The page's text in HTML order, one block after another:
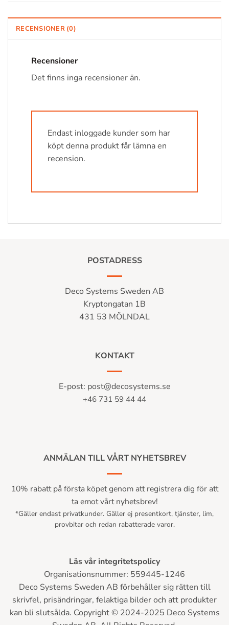
RECENSIONER (0)
Recensioner
Det finns inga recensioner än.
Endast inloggade kunder som har
köpt denna produkt får lämna en
recension.
POSTADRESS
Deco Systems Sweden AB
Kryptongatan 1B
431 53 MÖLNDAL
KONTAKT
E-post: post@decosystems.se
+46 731 59 44 44
ANMÄLAN TILL VÅRT NYHETSBREV
10% rabatt på första köpet genom att registrera dig för att
ta emot vårt nyhetsbrev!
*Gäller endast privatkunder. Gäller ej presentkort, tjänster, lim,
provbitar och redan rabatterade varor.
Läs vår integritetspolicy
Organisationsnummer: 559445-1246
Deco Systems Sweden AB förbehåller sig rätten till
skrivfel, prisändringar, felaktiga bilder och att produkter
kan bli slutsålda. Copyright © 2024-2025 Deco Systems